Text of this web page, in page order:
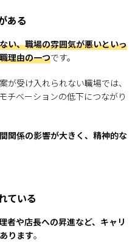
ある
い、職場の雰囲気が悪いといっ
理由の一つです。
が受け入れられない職場では、
チベーションの低下につながり
関係の影響が大きく、精神的な
ている
者や店長への昇進など、キャリ
ります。